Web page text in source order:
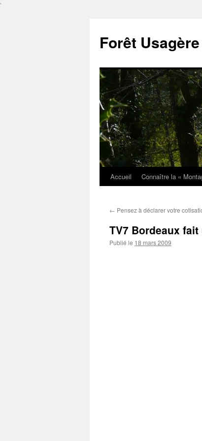
'
Forêt
Aller
contenu
Accueil Connaître la «
← Pensez à déclarer votre
TV7 Bordeaux
Publié le 18 mars 2009